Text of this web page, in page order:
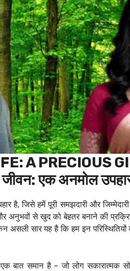
A PRECIOUS
जीवन: एक अनमोल
है, जिसे हमें पूरी समझदारी और
अनुभवों से खुद को बेहतर बनाने की
सार यह है कि हम इन
एक बात समान है – जो लोग